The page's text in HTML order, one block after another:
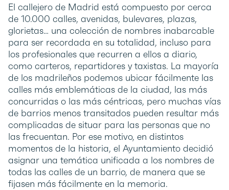
El callejero de Madrid está compuesto por cerca
de 10.000 calles, avenidas, bulevares, plazas,
glorietas… una colección de nombres inabarcable
para ser recordada en su totalidad, incluso para
los profesionales que recurren a ellos a diario,
como carteros, repartidores y taxistas. La mayoría
de los madrileños podemos ubicar fácilmente las
calles más emblemáticas de la ciudad, las más
concurridas o las más céntricas, pero muchas vías
de barrios menos transitados pueden resultar más
complicadas de situar para las personas que no
las frecuentan. Por ese motivo, en distintos
momentos de la historia, el Ayuntamiento decidió
asignar una temática unificada a los nombres de
todas las calles de un barrio, de manera que se
fijasen más fácilmente en la memoria.